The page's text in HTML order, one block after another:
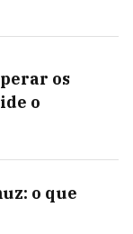
os
o
o que